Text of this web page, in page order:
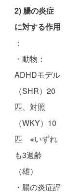
2) 腸の炎症
に対する作用
：
・動物：
ADHDモデル
（SHR）20
匹、対照
（WKY）10
匹 ※いずれ
も3週齢
（雄）
・腸の炎症評